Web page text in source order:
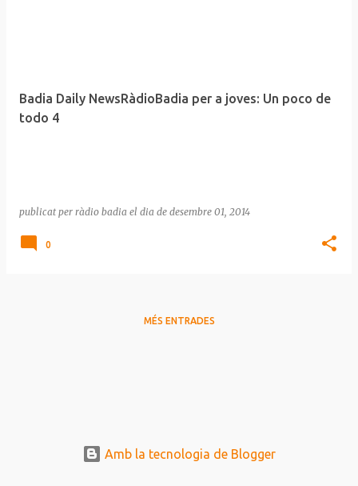
Badia Daily NewsRàdioBadia per a joves: Un poco de
todo 4
publicat per ràdio badia el dia de desembre 01, 2014
0
MÉS ENTRADES
Amb la tecnologia de Blogger